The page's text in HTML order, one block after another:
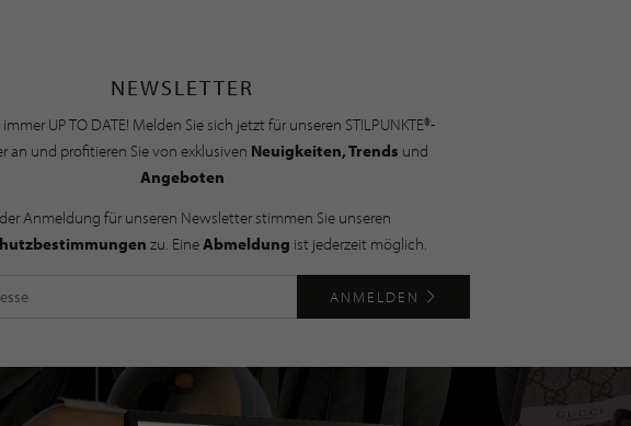
NEWSLETTER
UP TO DATE! Melden Sie sich jetzt für unseren STILPUNKTE®-
an und profitieren Sie von exklusiven Neuigkeiten, Trends und
Angeboten
Anmeldung für unseren Newsletter stimmen Sie unseren
zu. EineAbmeldung ist jederzeit möglich.
ANMELDEN